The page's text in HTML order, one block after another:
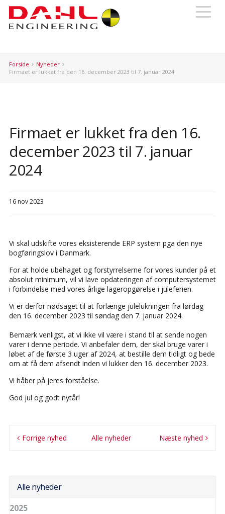
Forside
Nyheder
Firmaet er lukket fra den 16. december 2023 til 7. januar 2024
Firmaet er lukket fra den 16.
december 2023 til 7. januar
2024
16 nov 2023
Vi skal udskifte vores eksisterende ERP system pga den nye
bogføringslov i Danmark.
For at holde ubehaget og forstyrrelserne for vores kunder på et
absolut minimum, vil vi lave opdateringen af computersystemet
i forbindelse med vores årlige lageropgørelse i juleferien.
Vi er derfor nødsaget til at forlænge julelukningen fra lørdag
den 16. december 2023 til søndag den 7. januar 2024.
Bemærk venligst, at vi ikke vil være i stand til at sende nogen
varer i denne periode. Vi anbefaler dem, der skal bruge varer i
løbet af de første 3 uger af 2024, at bestille dem tidligt og bede
om at få dem afsendt inden vi lukker den 16. december 2023.
Vi håber på jeres forståelse.
God jul og godt nytår!
Forrige nyhed Alle nyheder Næste nyhed
Alle nyheder
2025